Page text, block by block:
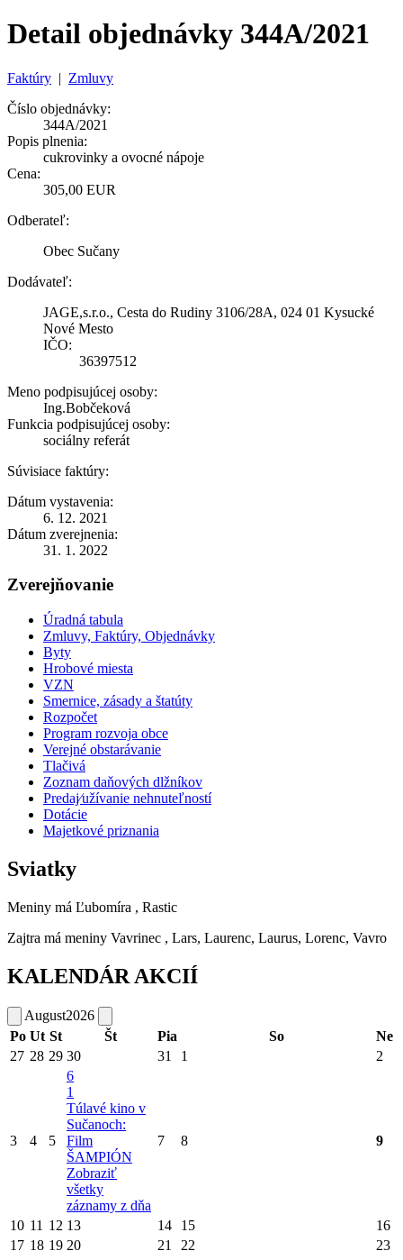
Detail objednávky 344A/2021
Faktúry | Zmluvy
Číslo objednávky:
344A/2021
Popis plnenia:
cukrovinky a ovocné nápoje
Cena:
305,00 EUR
Odberateľ:
Obec Sučany
Dodávateľ:
JAGE,s.r.o., Cesta do Rudiny 3106/28A, 024 01 Kysucké
Nové Mesto
IČO:
36397512
Meno podpisujúcej osoby:
Ing.Bobčeková
Funkcia podpisujúcej osoby:
sociálny referát
Súvisiace faktúry:
Dátum vystavenia:
6. 12. 2021
Dátum zverejnenia:
31. 1. 2022
Zverejňovanie
Úradná tabula
Zmluvy, Faktúry, Objednávky
Byty
Hrobové miesta
VZN
Smernice, zásady a štatúty
Rozpočet
Program rozvoja obce
Verejné obstarávanie
Tlačivá
Zoznam daňových dlžníkov
Predaj⁄užívanie nehnuteľností
Dotácie
Majetkové priznania
Sviatky
Meniny má Ľubomíra , Rastic
Zajtra má meniny Vavrinec , Lars, Laurenc, Laurus, Lorenc, Vavro
KALENDÁR AKCIÍ
August2026
Po Ut St Št Pia So
Ne
27 28 29 30 31 1 2
3 4 5
6
1
Túlavé kino v
Sučanoch:
Film
ŠAMPIÓN
Zobraziť
všetky
záznamy z dňa
7 8 9
10 11 12 13 14 15
16
17 18 19 20 21 22
23